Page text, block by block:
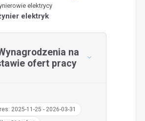
elektrycy
elektryk
na
ofert pracy
2025-11-25 - 2026-03-31